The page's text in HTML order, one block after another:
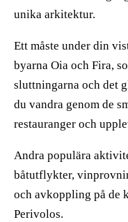
unika arkitektur.
Ett måste under din
byarna Oia och Fira,
sluttningarna och det
du vandra genom de
restauranger och
Andra populära
båtutflykter,
och avkoppling på de
Perivolos.